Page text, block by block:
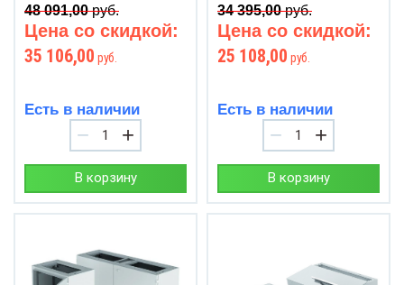
48 091,00руб.
Цена со скидкой:
35 106,00 руб.
Есть в наличии
− +
В корзину
34 395,00руб.
Цена со скидкой:
25 108,00 руб.
Есть в наличии
− +
В корзину